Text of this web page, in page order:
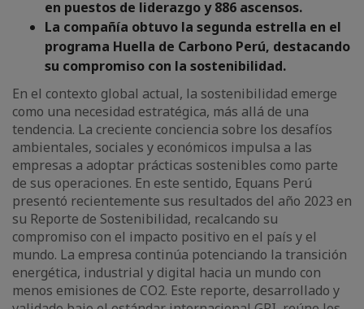
en puestos de liderazgo y 886 ascensos.
La compañía obtuvo la segunda estrella en el
programa Huella de Carbono Perú, destacando
su compromiso con la sostenibilidad.
En el contexto global actual, la sostenibilidad emerge
como una necesidad estratégica, más allá de una
tendencia. La creciente conciencia sobre los desafíos
ambientales, sociales y económicos impulsa a las
empresas a adoptar prácticas sostenibles como parte
de sus operaciones. En este sentido, Equans Perú
presentó recientemente sus resultados del año 2023 en
su Reporte de Sostenibilidad, recalcando su
compromiso con el impacto positivo en el país y el
mundo. La empresa continúa potenciando la transición
energética, industrial y digital hacia un mundo con
menos emisiones de CO2. Este reporte, desarrollado y